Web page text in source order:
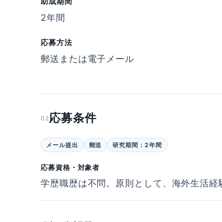
2年間
応募方法
郵送または電子メール
02 応募条件
メール提出 郵送 研究期間：2年間
応募資格・対象者
学歴職歴は不問。原則として、海外生活経